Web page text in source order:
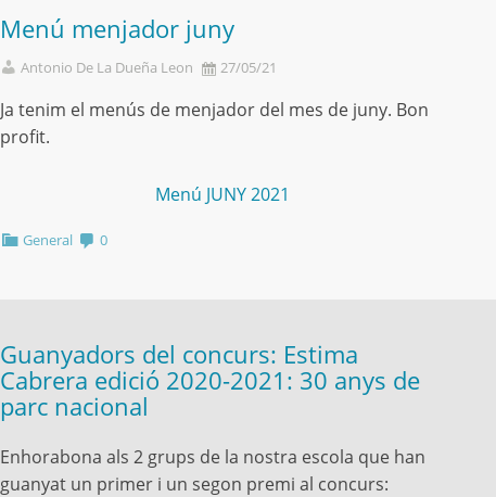
Menú menjador juny
Antonio De La Dueña Leon 27/05/21
Ja tenim el menús de menjador del mes de juny. Bon
profit.
Menú JUNY 2021
General 0
Guanyadors del concurs: Estima
Cabrera edició 2020-2021: 30 anys de
parc nacional
Enhorabona als 2 grups de la nostra escola que han
guanyat un primer i un segon premi al concurs: